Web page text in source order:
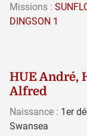
Missions :
DINGSON 1
HUE André,
Alfred
Naissance : 1er
Swansea